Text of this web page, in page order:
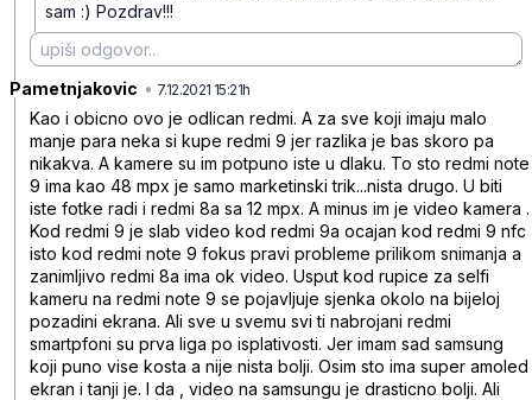
sam :) Pozdrav!!!
Pametnjakovic • 7.12.2021 15:21h
Kao i obicno ovo je odlican redmi. A za sve koji imaju malo
manje para neka si kupe redmi 9 jer razlika je bas skoro pa
nikakva. A kamere su im potpuno iste u dlaku. To sto redmi note
9 ima kao 48 mpx je samo marketinski trik...nista drugo. U biti
iste fotke radi i redmi 8a sa 12 mpx. A minus im je video kamera .
Kod redmi 9 je slab video kod redmi 9a ocajan kod redmi 9 nfc
isto kod redmi note 9 fokus pravi probleme prilikom snimanja a
zanimljivo redmi 8a ima ok video. Usput kod rupice za selfi
kameru na redmi note 9 se pojavljuje sjenka okolo na bijeloj
pozadini ekrana. Ali sve u svemu svi ti nabrojani redmi
smartpfoni su prva liga po isplativosti. Jer imam sad samsung
koji puno vise kosta a nije nista bolji. Osim sto ima super amoled
ekran i tanji je. I da , video na samsungu je drasticno bolji. Ali